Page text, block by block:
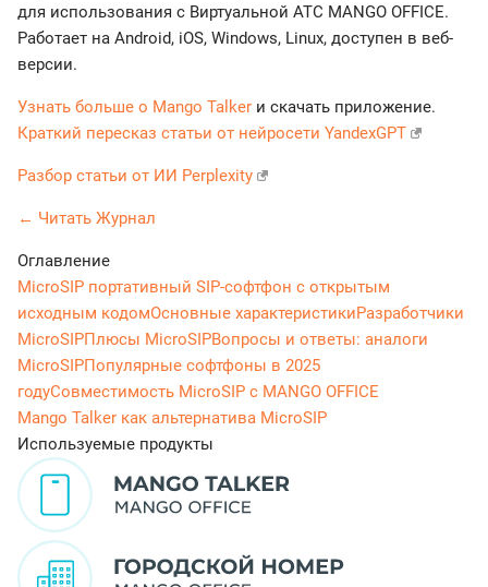
для использования с Виртуальной АТС MANGO OFFICE.
Работает на Android, iOS, Windows, Linux, доступен в веб-
версии.
Узнать больше о Mango Talker и скачать приложение.
Краткий пересказ статьи от нейросети YandexGPT
Разбор статьи от ИИ Perplexity
← Читать Журнал
Оглавление
MicroSIP портативный SIP-софтфон с открытым
исходным кодомОсновные характеристикиРазработчики
MicroSIPПлюсы MicroSIPВопросы и ответы: аналоги
MicroSIPПопулярные софтфоны в 2025
годуСовместимость MicroSIP с MANGO OFFICE
Mango Talker как альтернатива MicroSIP
Используемые продукты